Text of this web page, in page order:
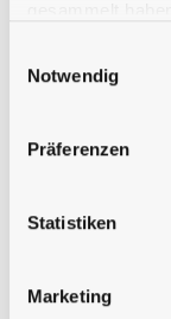
Notwendig
Präferenzen
Statistiken
Marketing
Verkauf von